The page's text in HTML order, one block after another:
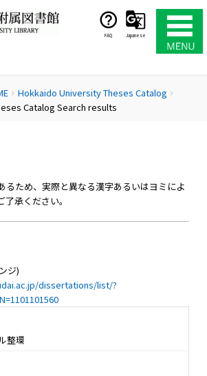
FAQ Japanese
chevron_right Hokkaido University Theses Catalog chevron_right
Catalog Search results
るため、実際と異なる漢字あるいはヨミによ
承ください。
ジ)
dissertations/list/?
整環